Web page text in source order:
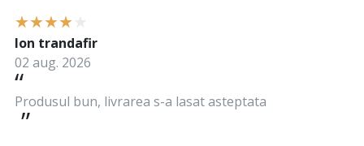
Produsul bun, livrarea s-a lasat asteptata
Ion trandafir
02 aug. 2026